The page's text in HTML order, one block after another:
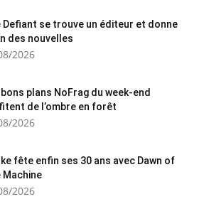
Defiant se trouve un éditeur et donne
des nouvelles
2026
bons plans NoFrag du week-end
de l’ombre en forêt
2026
fête enfin ses 30 ans avec Dawn of
Machine
2026